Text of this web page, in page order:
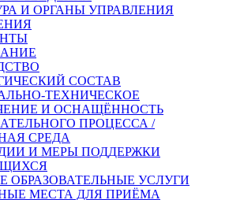
И ОРГАНЫ УПРАВЛЕНИЯ
СОСТАВ
ТЕХНИЧЕСКОЕ
И ОСНАЩЁННОСТЬ
ПРОЦЕССА /
СРЕДА
И МЕРЫ ПОДДЕРЖКИ
ОБРАЗОВАТЕЛЬНЫЕ УСЛУГИ
МЕСТА ДЛЯ ПРИЁМА